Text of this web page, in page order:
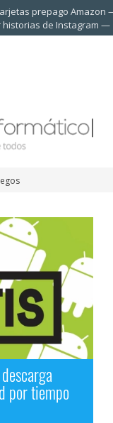
prepago Amazon
historias de Instagram
por tiempo